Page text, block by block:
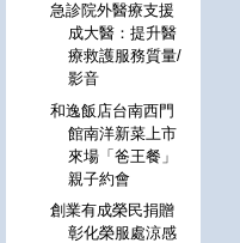
急診院外醫療支援
成大醫：提升醫
療救護服務質量/
影音
和逸飯店台南西門
館南洋新菜上市
來場「爸王餐」
親子約會
創業有成榮民捐贈
彰化榮服處涼感